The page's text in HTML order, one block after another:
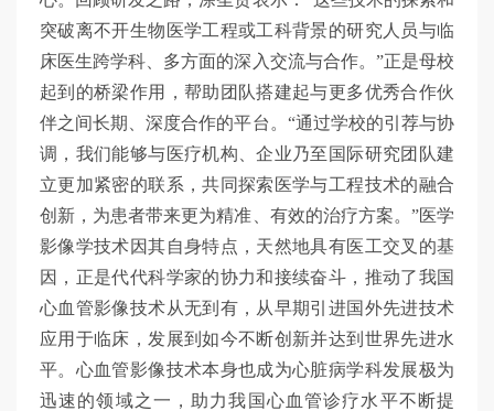
突破离不开生物医学工程或工科背景的研究人员与临
床医生跨学科、多方面的深入交流与合作。”正是母校
起到的桥梁作用，帮助团队搭建起与更多优秀合作伙
伴之间长期、深度合作的平台。“通过学校的引荐与协
调，我们能够与医疗机构、企业乃至国际研究团队建
立更加紧密的联系，共同探索医学与工程技术的融合
创新，为患者带来更为精准、有效的治疗方案。”医学
影像学技术因其自身特点，天然地具有医工交叉的基
因，正是代代科学家的协力和接续奋斗，推动了我国
心血管影像技术从无到有，从早期引进国外先进技术
应用于临床，发展到如今不断创新并达到世界先进水
平。心血管影像技术本身也成为心脏病学科发展极为
迅速的领域之一，助力我国心血管诊疗水平不断提